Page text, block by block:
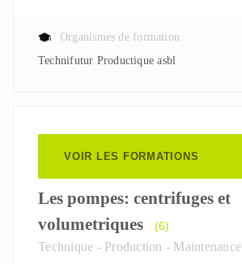
Organismes de formation
Technifutur Productique asbl
VOIR LES FORMATIONS
Les pompes: centrifuges et
volumetriques
(6)
Technique - Production - Maintenance